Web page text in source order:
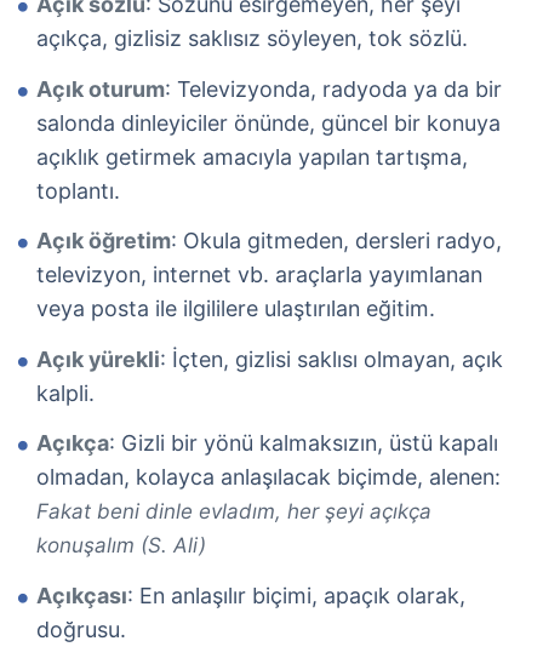
açıkça, gizlisiz saklısız söyleyen, tok sözlü.
Açık oturum: Televizyonda, radyoda ya da bir
salonda dinleyiciler önünde, güncel bir konuya
açıklık getirmek amacıyla yapılan tartışma,
toplantı.
Açık öğretim: Okula gitmeden, dersleri radyo,
televizyon, internet vb. araçlarla yayımlanan
veya posta ile ilgililere ulaştırılan eğitim.
Açık yürekli: İçten, gizlisi saklısı olmayan, açık
kalpli.
Açıkça: Gizli bir yönü kalmaksızın, üstü kapalı
olmadan, kolayca anlaşılacak biçimde, alenen:
Fakat beni dinle evladım, her şeyi açıkça
konuşalım (S. Ali)
Açıkçası: En anlaşılır biçimi, apaçık olarak,
doğrusu.